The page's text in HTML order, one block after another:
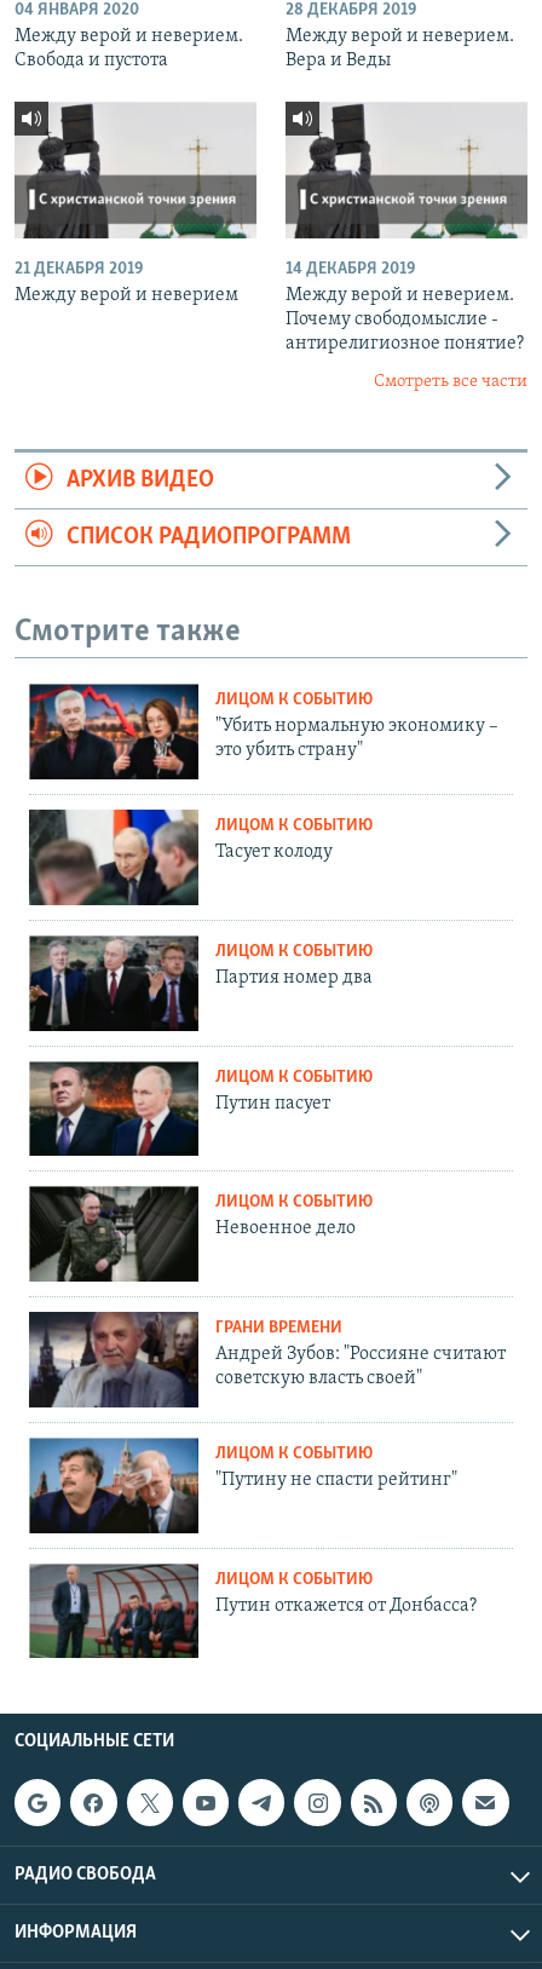
04 ЯНВАРЯ 2020
Между верой и неверием.
Свобода и пустота
28 ДЕКАБРЯ 2019
Между верой и неверием.
Вера и Веды
21 ДЕКАБРЯ 2019
Между верой и неверием
14 ДЕКАБРЯ 2019
Между верой и неверием.
Почему свободомыслие -
антирелигиозное понятие?
Смотреть все части
АРХИВ ВИДЕО
СПИСОК РАДИОПРОГРАММ
Смотрите также
ЛИЦОМ К СОБЫТИЮ
"Убить нормальную экономику –
это убить страну"
ЛИЦОМ К СОБЫТИЮ
Тасует колоду
ЛИЦОМ К СОБЫТИЮ
Партия номер два
ЛИЦОМ К СОБЫТИЮ
Путин пасует
ЛИЦОМ К СОБЫТИЮ
Невоенное дело
ГРАНИ ВРЕМЕНИ
Андрей Зубов: "Россияне считают
советскую власть своей"
ЛИЦОМ К СОБЫТИЮ
"Путину не спасти рейтинг"
ЛИЦОМ К СОБЫТИЮ
Путин откажется от Донбасса?
СОЦИАЛЬНЫЕ СЕТИ
РАДИО СВОБОДА
ИНФОРМАЦИЯ